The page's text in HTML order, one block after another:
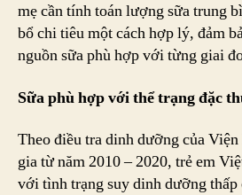
mẹ cần tính toán lượng sữa trung
bổ chi tiêu một cách hợp lý, đảm
nguồn sữa phù hợp với từng giai
Sữa phù hợp với thể trạng đặc
Theo điều tra dinh dưỡng của
gia từ năm 2010 – 2020, trẻ em
với tình trạng suy dinh dưỡng